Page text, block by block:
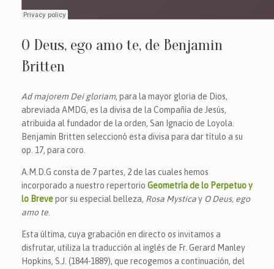
O Deus, ego amo te, de Benjamin
Britten
Ad majorem Dei gloriam, para la mayor gloria de Dios,
abreviada AMDG, es la divisa de la Compañía de Jesús,
atribuida al fundador de la orden, San Ignacio de Loyola.
Benjamin Britten seleccionó esta divisa para dar título a su
op. 17, para coro.
A.M.D.G consta de 7 partes, 2 de las cuales hemos
incorporado a nuestro repertorio Geometría de lo Perpetuo y
lo Brevepor su especial belleza, Rosa Mysticay O Deus, ego
amo te
Esta última, cuya grabación en directo os invitamos a
disfrutar, utiliza la traducción al inglés de Fr. Gerard Manley
Hopkins, S.J. (1844-1889), que recogemos a continuación, del